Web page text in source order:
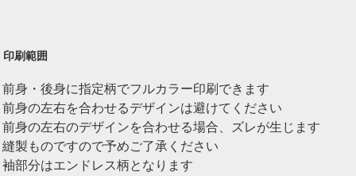
印刷範囲
前身・後身に指定柄でフルカラー印刷できます
前身の左右を合わせるデザインは避けてください
前身の左右のデザインを合わせる場合、ズレが生じます
縫製ものですので予めご了承ください
袖部分はエンドレス柄となります